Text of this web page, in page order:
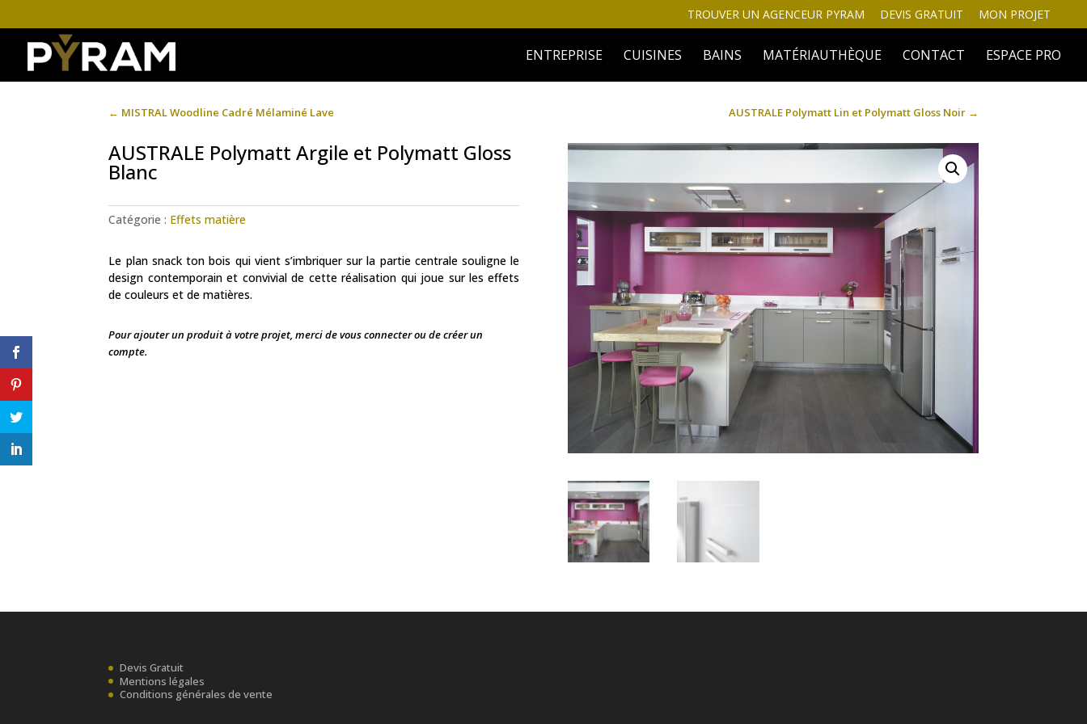
TROUVER UN AGENCEUR PYRAM DEVIS GRATUIT MON PROJET
ENTREPRISE CUISINES BAINS MATÉRIAUTHÈQUE CONTACT ESPACE PRO
← MISTRAL Woodline Cadré Mélaminé Lave AUSTRALE Polymatt Lin et Polymatt Gloss Noir→
AUSTRALE Polymatt Argile et Polymatt Gloss
Blanc
Catégorie : Effets matière
Le plan snack ton bois qui vient s’imbriquer sur la partie centrale souligne le
design contemporain et convivial de cette réalisation qui joue sur les effets
de couleurs et de matières.
Pour ajouter un produit à votre projet, merci de vous connecter ou de créer un
compte.
Devis Gratuit
Mentions légales
Conditions générales de vente